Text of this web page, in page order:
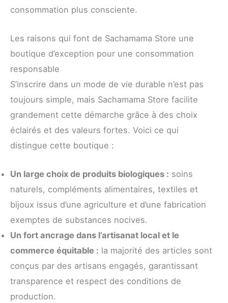
consommation plus consciente.
Les raisons qui font de Sachamama Store une
boutique d’exception pour une consommation
responsable
S’inscrire dans un mode de vie durable n’est pas
toujours simple, mais Sachamama Store facilite
grandement cette démarche grâce à des choix
éclairés et des valeurs fortes. Voici ce qui
distingue cette boutique :
Un large choix de produits biologiques : soins
naturels, compléments alimentaires, textiles et
bijoux issus d’une agriculture et d’une fabrication
exemptes de substances nocives.
Un fort ancrage dans l’artisanat local et le
commerce équitable : la majorité des articles sont
conçus par des artisans engagés, garantissant
transparence et respect des conditions de
production.